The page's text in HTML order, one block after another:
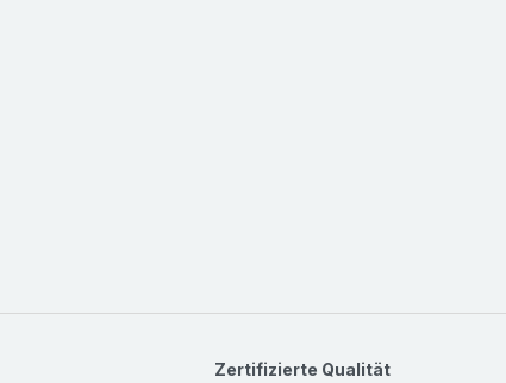
Zertifizierte Qualität